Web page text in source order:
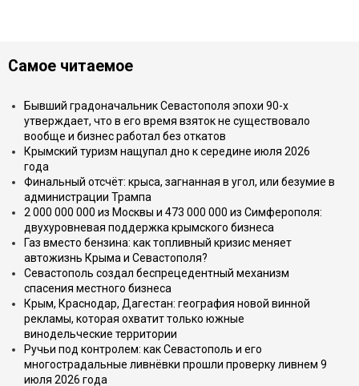
Самое читаемое
Бывший градоначальник Севастополя эпохи 90-х
утверждает, что в его время взяток не существовало
вообще и бизнес работал без откатов
Крымский туризм нащупал дно к середине июля 2026
года
Финальный отсчёт: крыса, загнанная в угол, или безумие в
администрации Трампа
2 000 000 000 из Москвы и 473 000 000 из Симферополя:
двухуровневая поддержка крымского бизнеса
Газ вместо бензина: как топливный кризис меняет
автожизнь Крыма и Севастополя?
Севастополь создал беспрецедентный механизм
спасения местного бизнеса
Крым, Краснодар, Дагестан: география новой винной
рекламы, которая охватит только южные
винодельческие территории
Ручьи под контролем: как Севастополь и его
многострадальные ливнёвки прошли проверку ливнем 9
июля 2026 года